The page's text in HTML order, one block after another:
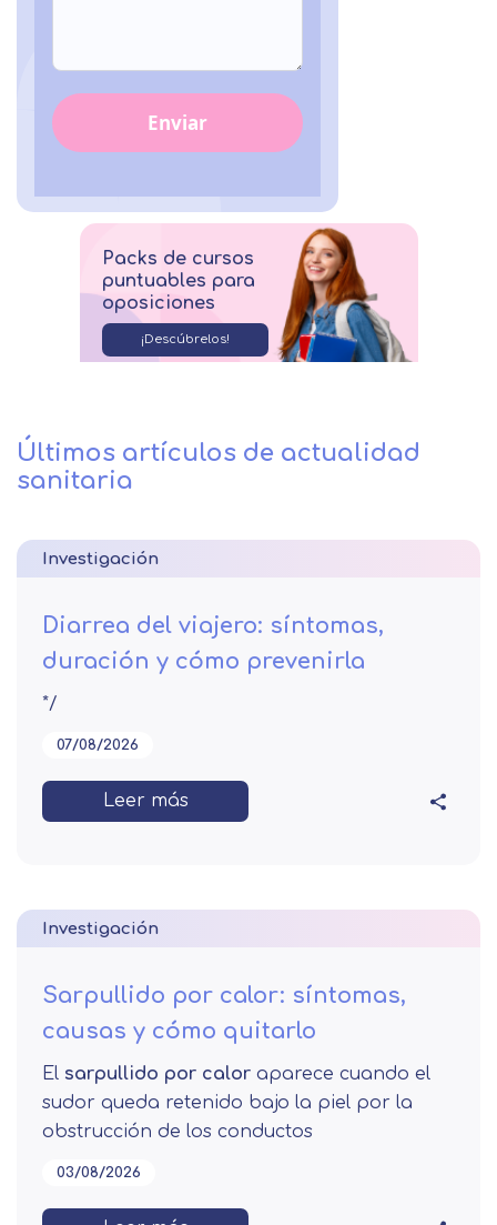
Enviar
Packs de cursos
puntuables para
oposiciones
¡Descúbrelos!
Últimos artículos de actualidad
sanitaria
Investigación
Diarrea del viajero: síntomas,
duración y cómo prevenirla
*/
07/08/2026
Leer más
Investigación
Sarpullido por calor: síntomas,
causas y cómo quitarlo
El sarpullido por calor aparece cuando el
sudor queda retenido bajo la piel por la
obstrucción de los conductos
03/08/2026